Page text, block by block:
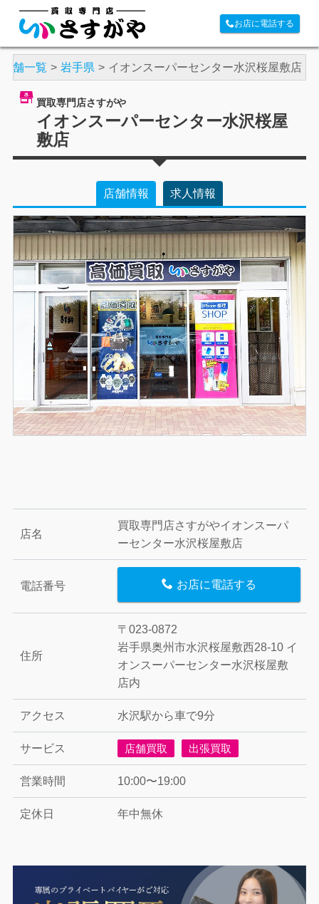
お店に電話する
店舗一覧 岩手県 イオンスーパーセンター水沢桜屋敷店
買取専門店さすがや
イオンスーパーセンター水沢桜屋
敷店
店舗情報 求人情報
店名
買取専門店さすがやイオンスーパ
ーセンター水沢桜屋敷店
電話番号 お店に電話する
住所
〒023-0872
岩手県奥州市水沢桜屋敷西28-10 イ
オンスーパーセンター水沢桜屋敷
店内
アクセス 水沢駅から車で9分
サービス 店舗買取 出張買取
営業時間 10:00〜19:00
定休日 年中無休